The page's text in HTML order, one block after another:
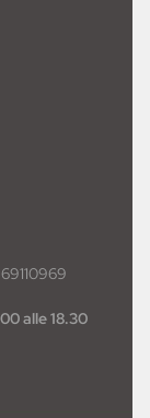
alle 18.30